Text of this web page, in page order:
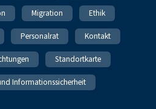
Migration Ethik
Personalrat Kontakt
Standortkarte
Informationssicherheit